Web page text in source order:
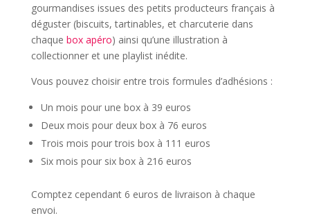
gourmandises issues des petits producteurs français à
déguster (biscuits, tartinables, et charcuterie dans
chaque box apéro) ainsi qu’une illustration à
collectionner et une playlist inédite.
Vous pouvez choisir entre trois formules d’adhésions :
Un mois pour une box à 39 euros
Deux mois pour deux box à 76 euros
Trois mois pour trois box à 111 euros
Six mois pour six box à 216 euros
Comptez cependant 6 euros de livraison à chaque
envoi.